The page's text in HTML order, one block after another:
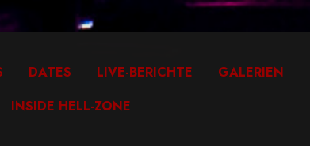
DATES LIVE-BERICHTE
GALERIEN
INSIDE HELL-ZONE